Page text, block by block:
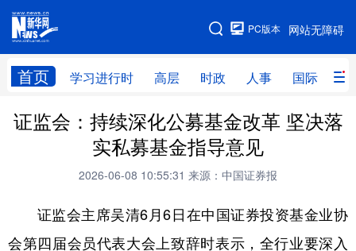
网站无障碍
PC版本
首页 学习进行时 高层 时政 人事 国际 财
网站地图
学习进行时 高层 时政 人事
财经 网评
全球连线
科技 科创 量子 体育
证监会：持续深化公募基金改革 坚决落
实私募基金指导意见
2026-06-08 10:55:31 来源：中国证券报
证监会主席吴清6月6日在中国证券投资基金业协
会第四届会员代表大会上致辞时表示，全行业要深入